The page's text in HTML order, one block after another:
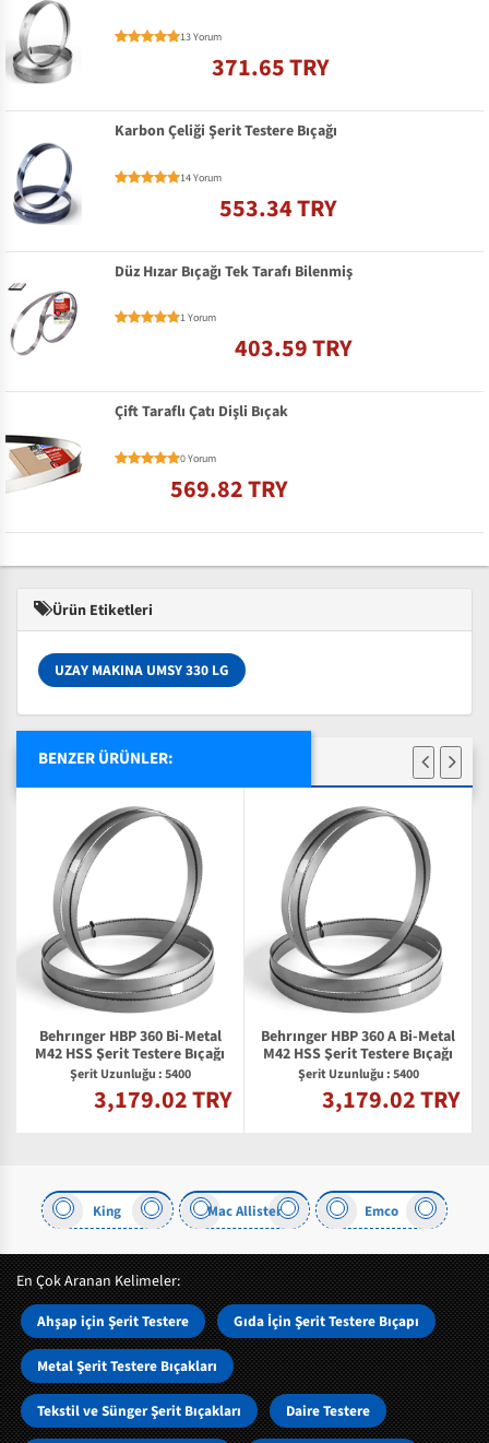
13 Yorum
371.65 TRY
Karbon Çeliği Şerit Testere Bıçağı
14 Yorum
553.34 TRY
Düz Hızar Bıçağı Tek Tarafı Bilenmiş
1 Yorum
403.59 TRY
Çift Taraflı Çatı Dişli Bıçak
0 Yorum
569.82 TRY
Ürün Etiketleri
UZAY MAKINA UMSY 330 LG
BENZER ÜRÜNLER:
Behrınger HBP 360 Bi-Metal
M42 HSS Şerit Testere Bıçağı
Şerit Uzunluğu : 5400
3,179.02 TRY
Behrınger HBP 360 A Bi-Metal
M42 HSS Şerit Testere Bıçağı
Şerit Uzunluğu : 5400
3,179.02 TRY
King Mac Allister Emco
En Çok Aranan Kelimeler:
Ahşap için Şerit Testere Gıda İçin Şerit Testere Bıçapı
Metal Şerit Testere Bıçakları
Tekstil ve Sünger Şerit Bıçakları Daire Testere